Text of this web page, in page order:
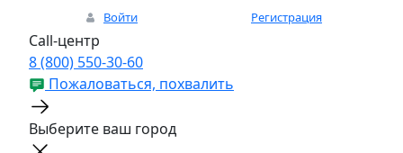
Войти Регистрация
Call-центр
8 (800) 550-30-60
Пожаловаться, похвалить
Выберите ваш город